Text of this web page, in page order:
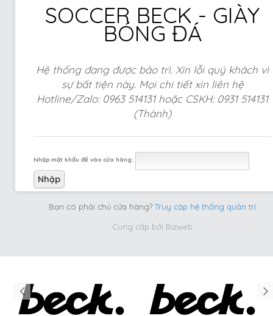
SOCCER BECK - GIÀY
BÓNG ĐÁ
Hệ thống đang được bảo trì. Xin lỗi quý khách vì
sự bất tiện này. Mọi chi tiết xin liên hệ
Hotline/Zalo: 0963 514131 hoặc CSKH: 0931 514131
(Thành)
Nhập mật khẩu để vào cửa hàng:
Bạn có phải chủ cửa hàng? Truy cập hệ thống quản trị
Cung cấp bởi Bizweb